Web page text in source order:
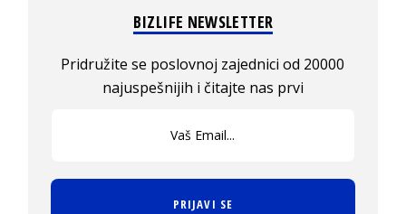
BIZLIFE NEWSLETTER
Pridružite se poslovnoj zajednici od 20000
najuspešnijih i čitajte nas prvi
PRIJAVI SE